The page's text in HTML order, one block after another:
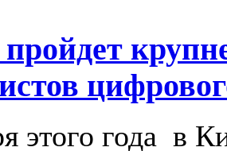
этого года в